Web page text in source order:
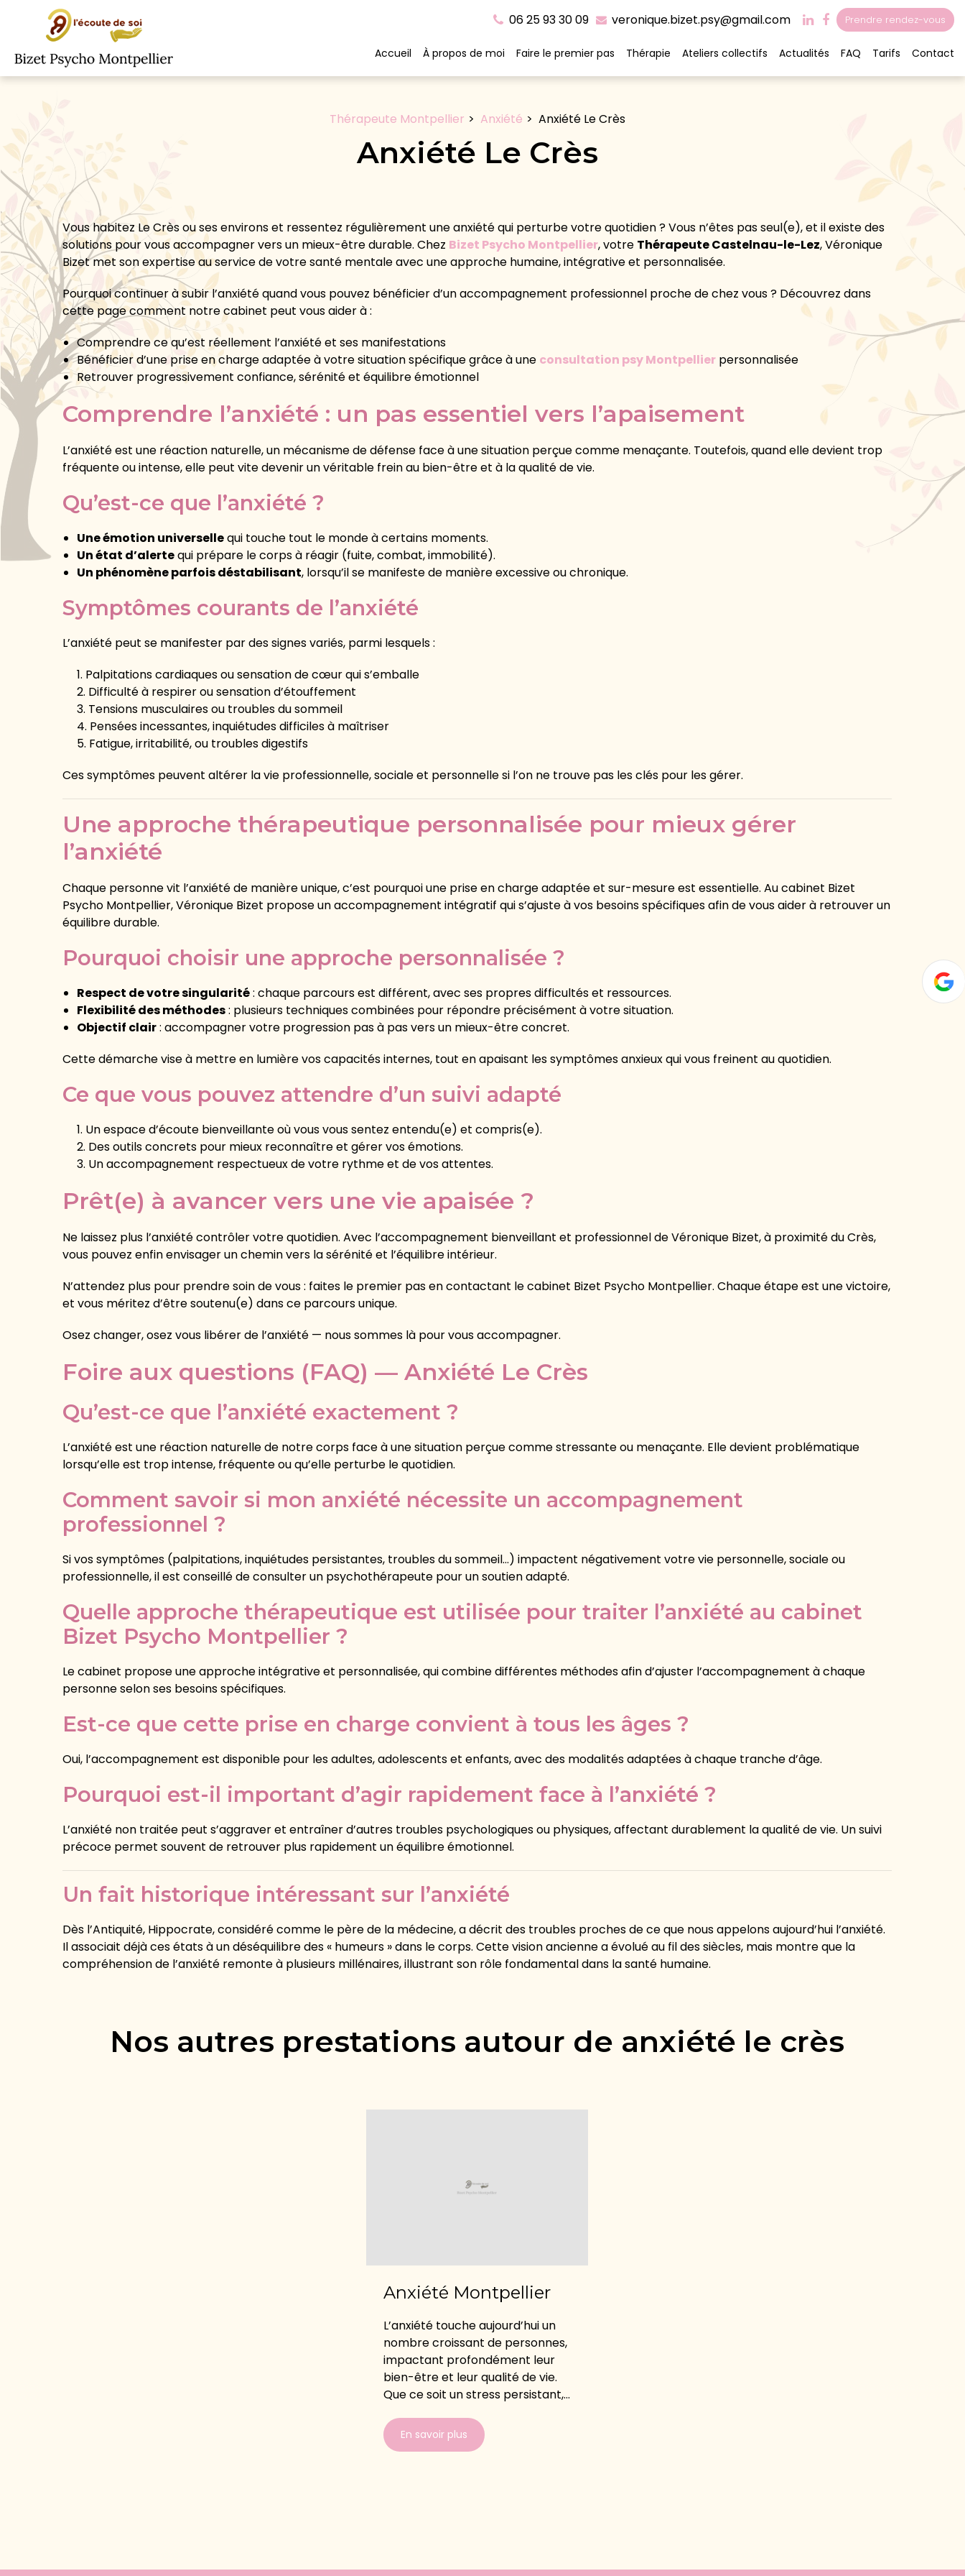
06 25 93 30 09 veronique.bizet.psy@gmail.com Prendre rendez-vous
Accueil À propos de moi Faire le premier pas Thérapie Ateliers collectifs Actualités FAQ Tarifs Contact
Thérapeute Montpellier Anxiété Anxiété Le Crès
Anxiété Le Crès
Vous habitez Le Crès ou ses environs et ressentez régulièrement une anxiété qui perturbe votre quotidien ? Vous n’êtes pas seul(e), et il existe des
solutions pour vous accompagner vers un mieux-être durable. Chez Bizet Psycho Montpellier, votre Thérapeute Castelnau-le-Lez, Véronique
Bizet met son expertise au service de votre santé mentale avec une approche humaine, intégrative et personnalisée.
Pourquoi continuer à subir l’anxiété quand vous pouvez bénéficier d’un accompagnement professionnel proche de chez vous ? Découvrez dans
cette page comment notre cabinet peut vous aider à :
Comprendre ce qu’est réellement l’anxiété et ses manifestations
Bénéficier d’une prise en charge adaptée à votre situation spécifique grâce à une consultation psy Montpellier personnalisée
Retrouver progressivement confiance, sérénité et équilibre émotionnel
Comprendre l’anxiété : un pas essentiel vers l’apaisement
L’anxiété est une réaction naturelle, un mécanisme de défense face à une situation perçue comme menaçante. Toutefois, quand elle devient trop
fréquente ou intense, elle peut vite devenir un véritable frein au bien-être et à la qualité de vie.
Qu’est-ce que l’anxiété ?
Une émotion universellequi touche tout le monde à certains moments.
Un état d’alertequi prépare le corps à réagir (fuite, combat, immobilité).
Un phénomène parfois déstabilisant, lorsqu’il se manifeste de manière excessive ou chronique.
Symptômes courants de l’anxiété
L’anxiété peut se manifester par des signes variés, parmi lesquels :
Palpitations cardiaques ou sensation de cœur qui s’emballe
Difficulté à respirer ou sensation d’étouffement
Tensions musculaires ou troubles du sommeil
Pensées incessantes, inquiétudes difficiles à maîtriser
Fatigue, irritabilité, ou troubles digestifs
Ces symptômes peuvent altérer la vie professionnelle, sociale et personnelle si l’on ne trouve pas les clés pour les gérer.
Une approche thérapeutique personnalisée pour mieux gérer
l’anxiété
Chaque personne vit l’anxiété de manière unique, c’est pourquoi une prise en charge adaptée et sur-mesure est essentielle. Au cabinet Bizet
Psycho Montpellier, Véronique Bizet propose un accompagnement intégratif qui s’ajuste à vos besoins spécifiques afin de vous aider à retrouver un
équilibre durable.
Pourquoi choisir une approche personnalisée ?
Respect de votre singularité: chaque parcours est différent, avec ses propres difficultés et ressources.
Flexibilité des méthodes: plusieurs techniques combinées pour répondre précisément à votre situation.
Objectif clair: accompagner votre progression pas à pas vers un mieux-être concret.
Cette démarche vise à mettre en lumière vos capacités internes, tout en apaisant les symptômes anxieux qui vous freinent au quotidien.
Ce que vous pouvez attendre d’un suivi adapté
Un espace d’écoute bienveillante où vous vous sentez entendu(e) et compris(e).
Des outils concrets pour mieux reconnaître et gérer vos émotions.
Un accompagnement respectueux de votre rythme et de vos attentes.
Prêt(e) à avancer vers une vie apaisée ?
Ne laissez plus l’anxiété contrôler votre quotidien. Avec l’accompagnement bienveillant et professionnel de Véronique Bizet, à proximité du Crès,
vous pouvez enfin envisager un chemin vers la sérénité et l’équilibre intérieur.
N’attendez plus pour prendre soin de vous : faites le premier pas en contactant le cabinet Bizet Psycho Montpellier. Chaque étape est une victoire,
et vous méritez d’être soutenu(e) dans ce parcours unique.
Osez changer, osez vous libérer de l’anxiété — nous sommes là pour vous accompagner.
Foire aux questions (FAQ) — Anxiété Le Crès
Qu’est-ce que l’anxiété exactement ?
L’anxiété est une réaction naturelle de notre corps face à une situation perçue comme stressante ou menaçante. Elle devient problématique
lorsqu’elle est trop intense, fréquente ou qu’elle perturbe le quotidien.
Comment savoir si mon anxiété nécessite un accompagnement
professionnel ?
Si vos symptômes (palpitations, inquiétudes persistantes, troubles du sommeil…) impactent négativement votre vie personnelle, sociale ou
professionnelle, il est conseillé de consulter un psychothérapeute pour un soutien adapté.
Quelle approche thérapeutique est utilisée pour traiter l’anxiété au cabinet
Bizet Psycho Montpellier ?
Le cabinet propose une approche intégrative et personnalisée, qui combine différentes méthodes afin d’ajuster l’accompagnement à chaque
personne selon ses besoins spécifiques.
Est-ce que cette prise en charge convient à tous les âges ?
Oui, l’accompagnement est disponible pour les adultes, adolescents et enfants, avec des modalités adaptées à chaque tranche d’âge.
Pourquoi est-il important d’agir rapidement face à l’anxiété ?
L’anxiété non traitée peut s’aggraver et entraîner d’autres troubles psychologiques ou physiques, affectant durablement la qualité de vie. Un suivi
précoce permet souvent de retrouver plus rapidement un équilibre émotionnel.
Un fait historique intéressant sur l’anxiété
Dès l’Antiquité, Hippocrate, considéré comme le père de la médecine, a décrit des troubles proches de ce que nous appelons aujourd’hui l’anxiété.
Il associait déjà ces états à un déséquilibre des « humeurs » dans le corps. Cette vision ancienne a évolué au fil des siècles, mais montre que la
compréhension de l’anxiété remonte à plusieurs millénaires, illustrant son rôle fondamental dans la santé humaine.
Nos autres prestations autour de anxiété le crès
Anxiété Montpellier
L’anxiété touche aujourd’hui un
nombre croissant de personnes,
impactant profondément leur
bien-être et leur qualité de vie.
Que ce soit un stress persistant,...
En savoir plus
Panneau de gestion des cookies